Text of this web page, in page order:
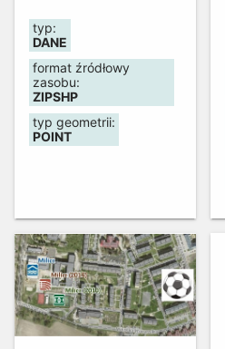
zostały opracowane
przez Małgorzatę
Meglicz w ramach
kolejnej edycji
konkursu "Wmapuj się
w Geoportal Dolny
typ:
DANE
format źródłowy
zasobu:
ZIPSHP
typ geometrii:
POINT